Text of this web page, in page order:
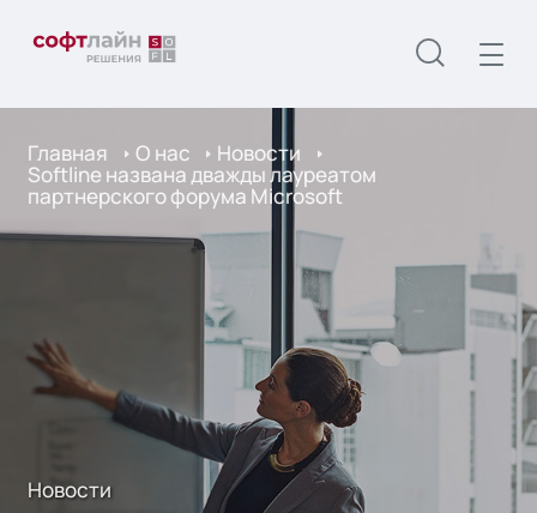
Главная О нас Новости
Softline названа дважды лауреатом
партнерского форума Microsoft
Новости